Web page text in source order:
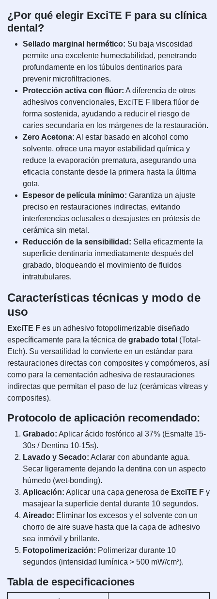
¿Por qué elegir ExciTE F para su clínica
dental?
Sellado marginal hermético: Su baja viscosidad
permite una excelente humectabilidad, penetrando
profundamente en los túbulos dentinarios para
prevenir microfiltraciones.
Protección activa con flúor: A diferencia de otros
adhesivos convencionales, ExciTE F libera flúor de
forma sostenida, ayudando a reducir el riesgo de
caries secundaria en los márgenes de la restauración.
Zero Acetona: Al estar basado en alcohol como
solvente, ofrece una mayor estabilidad química y
reduce la evaporación prematura, asegurando una
eficacia constante desde la primera hasta la última
gota.
Espesor de película mínimo: Garantiza un ajuste
preciso en restauraciones indirectas, evitando
interferencias oclusales o desajustes en prótesis de
cerámica sin metal.
Reducción de la sensibilidad: Sella eficazmente la
superficie dentinaria inmediatamente después del
grabado, bloqueando el movimiento de fluidos
intratubulares.
Características técnicas y modo de
uso
ExciTE F es un adhesivo fotopolimerizable diseñado
específicamente para la técnica de grabado total (Total-
Etch). Su versatilidad lo convierte en un estándar para
restauraciones directas con composites y compómeros, así
como para la cementación adhesiva de restauraciones
indirectas que permitan el paso de luz (cerámicas vítreas y
composites).
Protocolo de aplicación recomendado:
Grabado: Aplicar ácido fosfórico al 37% (Esmalte 15-
30s / Dentina 10-15s).
Lavado y Secado: Aclarar con abundante agua.
Secar ligeramente dejando la dentina con un aspecto
húmedo (wet-bonding).
Aplicación: Aplicar una capa generosa de ExciTE F y
masajear la superficie dental durante 10 segundos.
Aireado: Eliminar los excesos y el solvente con un
chorro de aire suave hasta que la capa de adhesivo
sea inmóvil y brillante.
Fotopolimerización: Polimerizar durante 10
segundos (intensidad lumínica > 500 mW/cm²).
Tabla de especificaciones